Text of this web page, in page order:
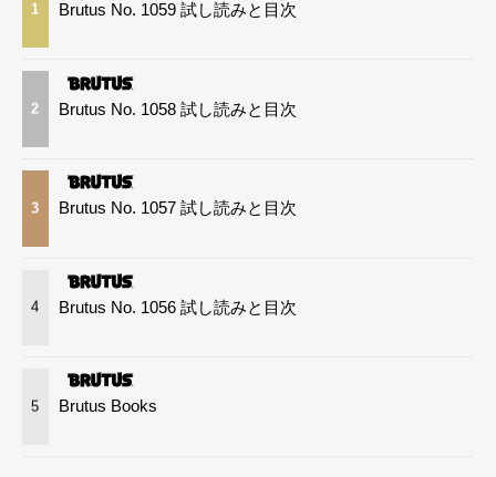
1 Brutus No. 1059 試し読みと目次
2 Brutus No. 1058 試し読みと目次
3 Brutus No. 1057 試し読みと目次
4 Brutus No. 1056 試し読みと目次
5 Brutus Books